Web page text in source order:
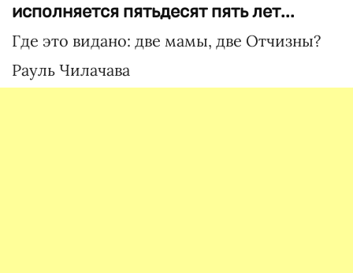
исполняется пятьдесят пять лет...
Где это видано: две мамы, две Отчизны?
Рауль Чилачава